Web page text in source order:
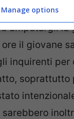
alle sue
amputargli la
il giovane
inquirenti per
soprattutto
Manage options